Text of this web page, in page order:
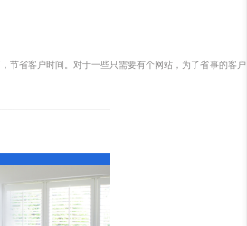
节省客户时间。对于一些只需要有个网站，为了省事的客户